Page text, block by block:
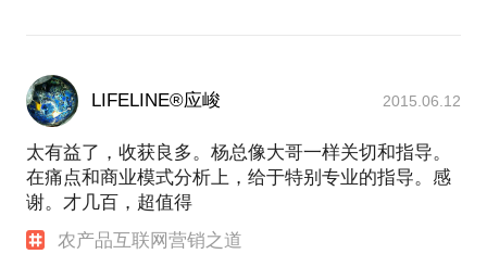
LIFELINE®应峻 2015.06.12
太有益了，收获良多。杨总像大哥一样关切和指导。
在痛点和商业模式分析上，给于特别专业的指导。感
谢。才几百，超值得
农产品互联网营销之道